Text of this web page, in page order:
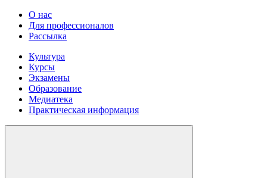
О нас
Для профессионалов
Рассылка
Культура
Курсы
Экзамены
Образование
Медиатека
Практическая информация